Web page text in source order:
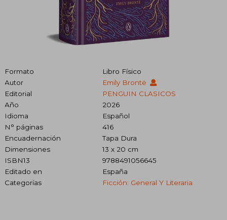
Formato
Libro Físico
Autor
Emily Brontë
Editorial
PENGUIN CLASICOS
Año
2026
Idioma
Español
N° páginas
416
Encuadernación
Tapa Dura
Dimensiones
13 x 20 cm
ISBN13
9788491056645
Editado en
España
Categorías
Ficción: General Y Literaria